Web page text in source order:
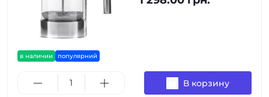
в наличии популярний
В корзину